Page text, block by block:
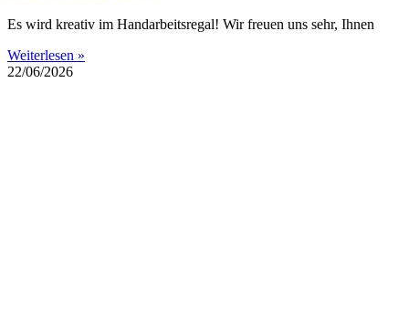
Es wird kreativ im Handarbeitsregal! Wir freuen uns sehr, Ihnen
Weiterlesen »
22/06/2026